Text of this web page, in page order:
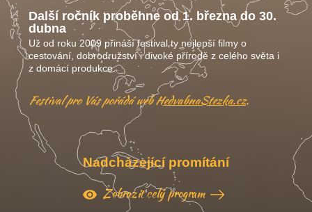
Další ročník proběhne od 1. března do 30.
dubna
Už od roku 2009 přináší festival ty nejlepší filmy o
cestování, dobrodružství i divoké přírodě z celého světa i
z domácí produkce.
Festival pro Vás pořádá webHedvabnaStezka.cz.
Nadcházející promítání
Zobrazit celý program